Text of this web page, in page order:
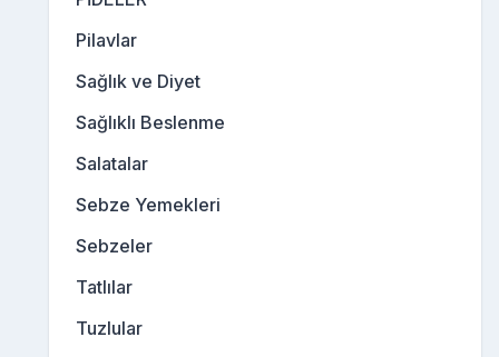
Pilavlar
Sağlık ve Diyet
Sağlıklı Beslenme
Salatalar
Sebze Yemekleri
Sebzeler
Tatlılar
Tuzlular